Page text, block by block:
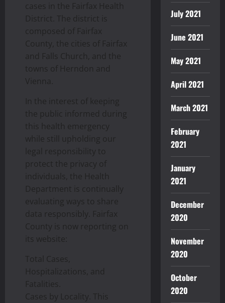
cases in the Fairfax Health
District. The district is
composed of Fairfax
County, the cities of Fairfax
and Falls Church, and the
towns of Herndon and
Vienna.
In the interest of keeping
the public informed during
this health emergency
while still upholding our
legal responsibility to
protect the privacy of
individuals, the Health
Department is continually
evaluating ways to share
data responsibly. Fairfax
County is now reporting on
its website:
Total Cases,
Hospitalizations, and
Fatalities.
Cases by Locality. This
July 2021
June 2021
May 2021
April 2021
March 2021
February
2021
January
2021
December
2020
November
2020
October
2020